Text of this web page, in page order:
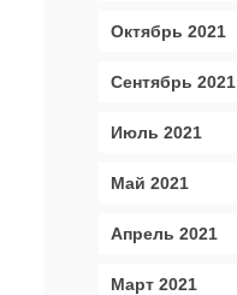
Октябрь 2021
Сентябрь 2021
Июль 2021
Май 2021
Апрель 2021
Март 2021